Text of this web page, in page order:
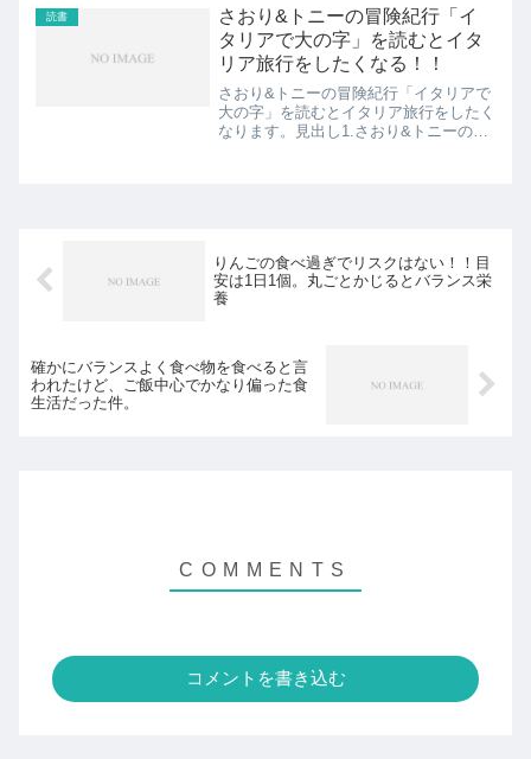
3.移動する家と空飛ぶ車4.マスの崩壊と
個人の時代...
読書
さおり&トニーの冒険紀行「イ
タリアで大の字」を読むとイタ
リア旅行をしたくなる！！
さおり&トニーの冒険紀行「イタリアで
大の字」を読むとイタリア旅行をしたく
なります。見出し1.さおり&トニーの冒
りんごの食べ過ぎでリスクはない！！目
安は1日1個。丸ごとかじるとバランス栄
養
確かにバランスよく食べ物を食べると言
われたけど、ご飯中心でかなり偏った食
生活だった件。
コメントを書き込む